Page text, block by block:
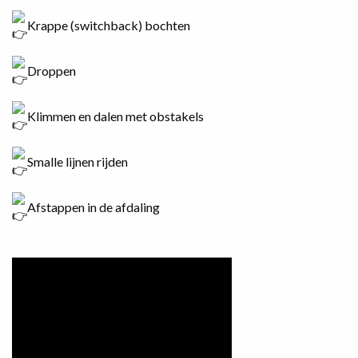
Krappe (switchback) bochten
Droppen
Klimmen en dalen met obstakels
Smalle lijnen rijden
Afstappen in de afdaling